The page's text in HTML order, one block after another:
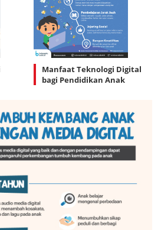
Manfaat Teknologi Digital
bagi Pendidikan Anak